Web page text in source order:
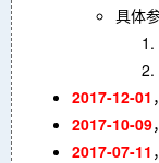
具体
2017-12-01
2017-10-09
2017-07-11